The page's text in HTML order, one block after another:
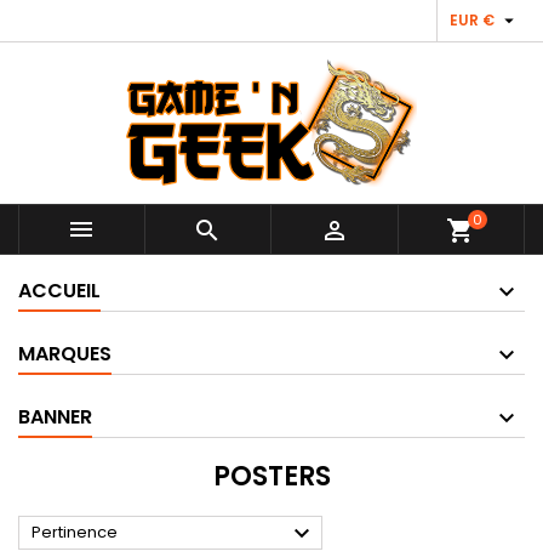
EUR € 
   shopping_cart0
ACCUEIL
MARQUES
BANNER
POSTERS
Pertinence 